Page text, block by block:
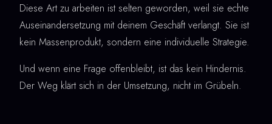
Diese Art zu arbeiten ist selten geworden, weil sie echte
Auseinandersetzung mit deinem Geschäft verlangt. Sie ist
kein Massenprodukt, sondern eine individuelle Strategie.
Und wenn eine Frage offenbleibt, ist das kein Hindernis.
Der Weg klärt sich in der Umsetzung, nicht im Grübeln.